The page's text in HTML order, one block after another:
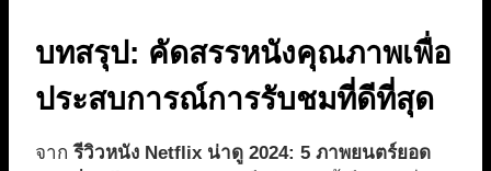
บทสรุป: คัดสรรหนังคุณภาพเพื่อ
ประสบการณ์การรับชมที่ดีที่สุด
จากรีวิวหนัง Netflix น่าดู 2024: 5 ภาพยนตร์ยอด